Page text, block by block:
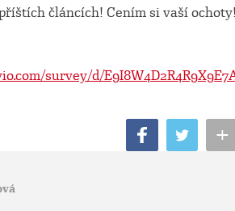
článcích! Cením si vaší
survey/d/
+